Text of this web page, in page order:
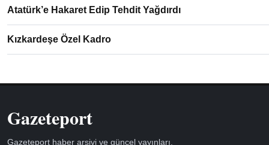
Atatürk’e Hakaret Edip Tehdit Yağdırdı
Kızkardeşe Özel Kadro
Gazeteport
Gazeteport haber arşivi ve güncel yayınları.